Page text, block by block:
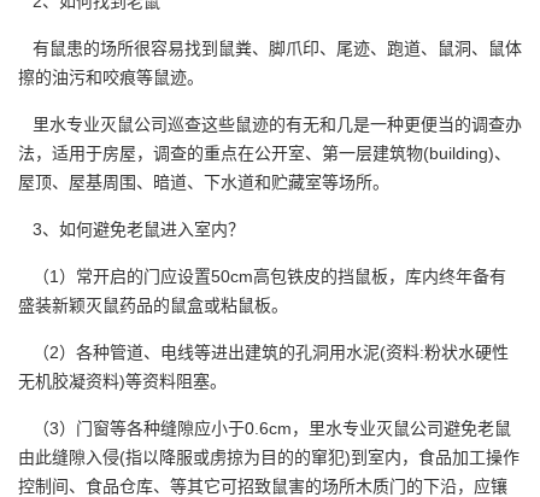
有鼠患的场所很容易找到鼠粪、脚爪印、尾迹、跑道、鼠洞、鼠体
擦的油污和咬痕等鼠迹。
里水专业灭鼠公司巡查这些鼠迹的有无和几是一种更便当的调查办
法，适用于房屋，调查的重点在公开室、第一层建筑物(building)、
屋顶、屋基周围、暗道、下水道和贮藏室等场所。
3、如何避免老鼠进入室内？
（1）常开启的门应设置50cm高包铁皮的挡鼠板，库内终年备有
盛装新颖灭鼠药品的鼠盒或粘鼠板。
（2）各种管道、电线等进出建筑的孔洞用水泥(资料:粉状水硬性
无机胶凝资料)等资料阻塞。
（3）门窗等各种缝隙应小于0.6cm，里水专业灭鼠公司避免老鼠
由此缝隙入侵(指以降服或虏掠为目的的窜犯)到室内， 食品加工操作
控制间、食品仓库、等其它可招致鼠害的场所木质门的下沿，应镶